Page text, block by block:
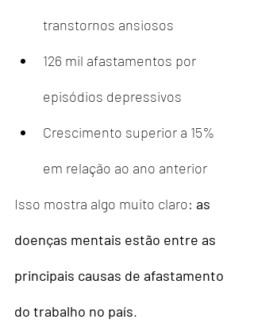
transtornos ansiosos
126 mil afastamentos por
episódios depressivos
Crescimento superior a 15%
em relação ao ano anterior
Isso mostra algo muito claro: as
doenças mentais estão entre as
principais causas de afastamento
do trabalho no país.